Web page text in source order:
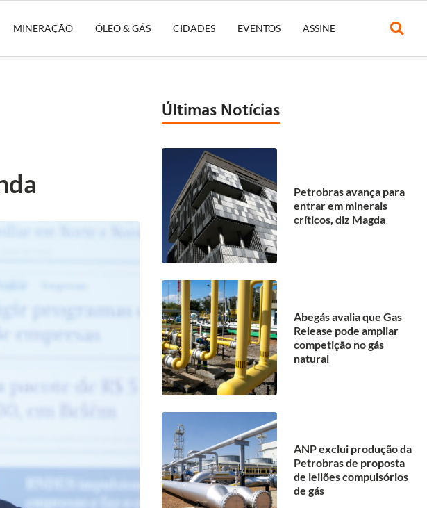
MINERAÇÃO ÓLEO & GÁS CIDADES EVENTOS ASSINE
Últimas Notícias
Petrobras avança para
entrar em minerais
críticos, diz Magda
Abegás avalia que Gas
Release pode ampliar
competição no gás
natural
ANP exclui produção da
Petrobras de proposta
de leilões compulsórios
de gás